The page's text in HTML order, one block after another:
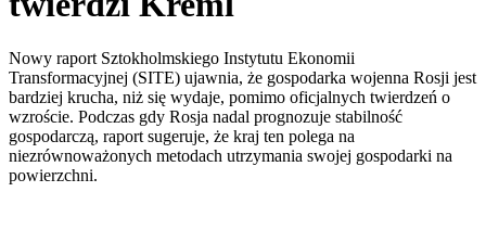
Nowy raport Sztokholmskiego Instytutu Ekonomii
Transformacyjnej (SITE) ujawnia, że ​​gospodarka wojenna Rosji jest
bardziej krucha, niż się wydaje, pomimo oficjalnych twierdzeń o
wzroście. Podczas gdy Rosja nadal prognozuje stabilność
gospodarczą, raport sugeruje, że kraj ten polega na
niezrównoważonych metodach utrzymania swojej gospodarki na
powierzchni.